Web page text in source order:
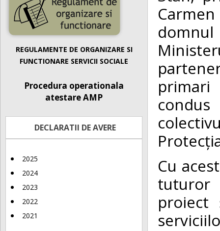
REGULAMENTE DE ORGANIZARE SI
FUNCTIONARE SERVICII SOCIALE
Procedura operationala
atestare AMP
DECLARATII DE AVERE
2025
2024
2023
2022
2021
Cu
tuturor
proiect